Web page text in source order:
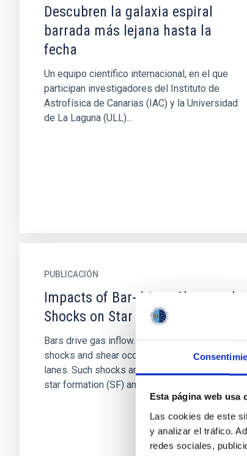
Esta página web usa
Las cookies de este
y analizar el tráfico.
redes sociales,
Descubren la galaxia espiral
barrada más lejana hasta la
fecha
Un equipo científico internacional, en el que
participan investigadores del Instituto de
Astrofísica de Canarias (IAC) y la Universidad
de La Laguna (ULL)...
PUBLICACIÓN
Impacts of Bar-driven Shear and
Shocks on Star Formation
Bars drive gas inflow. As the gas flows inward,
shocks and shear occur along the bar dust
lanes. Such shocks and shear can affect the
star formation (SF) and...